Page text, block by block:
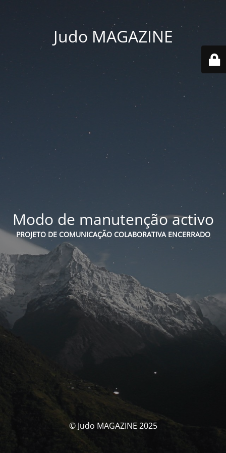
Judo MAGAZINE
Modo de manutenção activo
PROJETO DE COMUNICAÇÃO COLABORATIVA ENCERRADO
© Judo MAGAZINE 2025